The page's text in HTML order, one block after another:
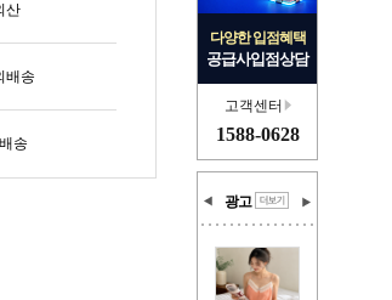
다양한 입점혜택
공급사입점상담
고객센터
1588-0628
광고
산
배송
송